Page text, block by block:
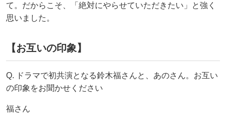
て。だからこそ、「絶対にやらせていただきたい」と強く
思いました。
【お互いの印象】
Q. ドラマで初共演となる鈴木福さんと、あのさん。お互い
の印象をお聞かせください
福さん